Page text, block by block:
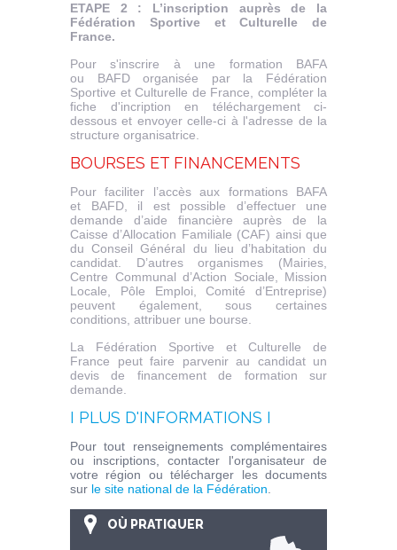
ETAPE 2 : L’inscription auprès de la
Fédération Sportive et Culturelle de
France.
Pour s'inscrire à une formation BAFA
ou BAFD organisée par la Fédération
Sportive et Culturelle de France, compléter la
fiche d'incription en téléchargement ci-
dessous et envoyer celle-ci à l'adresse de la
structure organisatrice.
BOURSES ET FINANCEMENTS
Pour faciliter l’accès aux formations BAFA
et BAFD, il est possible d’effectuer une
demande d’aide financière auprès de la
Caisse d’Allocation Familiale (CAF) ainsi que
du Conseil Général du lieu d’habitation du
candidat. D’autres organismes (Mairies,
Centre Communal d’Action Sociale, Mission
Locale, Pôle Emploi, Comité d’Entreprise)
peuvent également, sous certaines
conditions, attribuer une bourse.
La Fédération Sportive et Culturelle de
France peut faire parvenir au candidat un
devis de financement de formation sur
demande.
I PLUS D'INFORMATIONS I
Pour tout renseignements complémentaires
ou inscriptions, contacter l'organisateur de
votre région ou télécharger les documents
sur le site national de la Fédération.
OÙ PRATIQUER